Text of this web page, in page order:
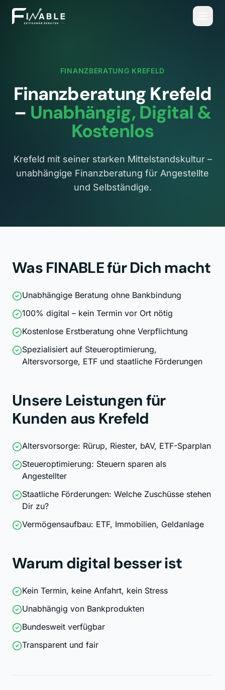
FINANZBERATUNG KREFELD
Finanzberatung Krefeld
– Unabhängig, Digital &
Kostenlos
Krefeld mit seiner starken Mittelstandskultur –
unabhängige Finanzberatung für Angestellte
und Selbständige.
Was FINABLE für Dich macht
Unabhängige Beratung ohne Bankbindung
100% digital – kein Termin vor Ort nötig
Kostenlose Erstberatung ohne Verpflichtung
Spezialisiert auf Steueroptimierung,
Altersvorsorge, ETF und staatliche Förderungen
Unsere Leistungen für
Kunden aus Krefeld
Altersvorsorge: Rürup, Riester, bAV, ETF-Sparplan
Steueroptimierung: Steuern sparen als
Angestellter
Staatliche Förderungen: Welche Zuschüsse stehen
Dir zu?
Vermögensaufbau: ETF, Immobilien, Geldanlage
Warum digital besser ist
Kein Termin, keine Anfahrt, kein Stress
Unabhängig von Bankprodukten
Bundesweit verfügbar
Transparent und fair